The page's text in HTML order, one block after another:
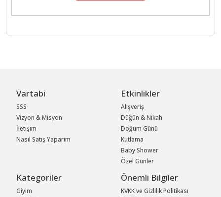
Vartabi
SSS
Vizyon & Misyon
İletişim
Nasıl Satış Yaparım
Etkinlikler
Alışveriş
Düğün & Nikah
Doğum Günü
Kutlama
Baby Shower
Özel Günler
Kategoriler
Giyim
Önemli Bilgiler
KVKK ve Gizlilik Politikası